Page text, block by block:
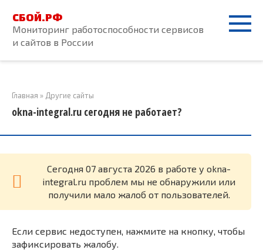
контенту
СБОЙ.РФ
Мониторинг работоспособности сервисов
и сайтов в России
Главная » Другие сайты
okna-integral.ru сегодня не работает?
Cегодня 07 августа 2026 в работе у okna-
integral.ru проблем мы не обнаружили или
получили мало жалоб от пользователей.
Если сервис недоступен, нажмите на кнопку, чтобы
зафиксировать жалобу.